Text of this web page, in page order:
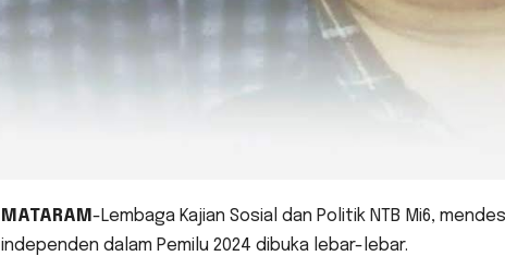
MATARAM -Lembaga Kajian Sosial dan Politik NTB Mi6,
independen dalam Pemilu 2024 dibuka lebar-lebar.